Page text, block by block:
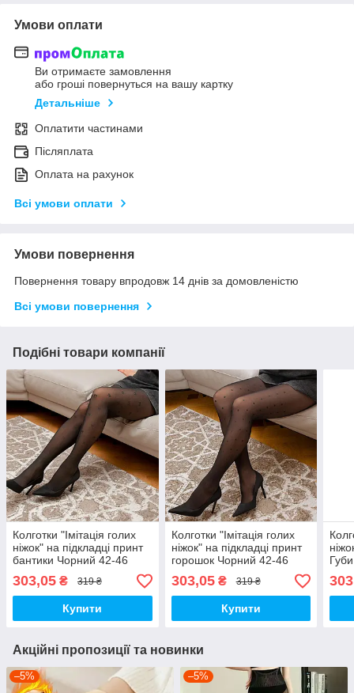
Умови оплати
Ви отримаєте замовлення
або гроші повернуться на вашу картку
Детальніше
Оплатити частинами
Післяплата
Оплата на рахунок
Всі умови оплати
Умови повернення
Повернення товару впродовж 14 днів за домовленістю
Всі умови повернення
Подібні товари компанії
Колготки "Імітація голих
ніжок" на підкладці принт
бантики Чорний 42-46
303,05 ₴ 319 ₴
Купити
Колготки "Імітація голих
ніжок" на підкладці принт
горошок Чорний 42-46
303,05₴ 319 ₴
Купити
Акційні пропозиції та новинки
–5% –5%